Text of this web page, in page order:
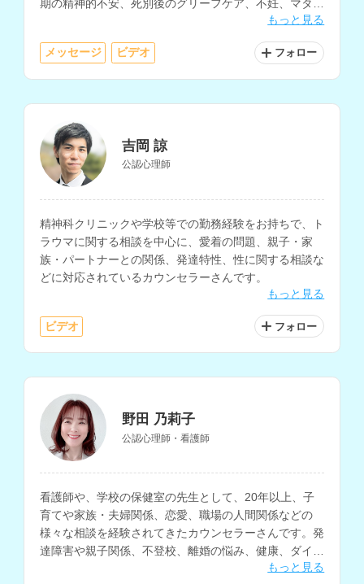
期の精神的不安、死別後のグリーフケア、不妊、マタニ
ティ、不登校、子育ての相談も得意とされています。
もっと見る
メッセージ ビデオ フォロー
吉岡 諒
公認心理師
精神科クリニックや学校等での勤務経験をお持ちで、ト
ラウマに関する相談を中心に、愛着の問題、親子・家
族・パートナーとの関係、発達特性、性に関する相談な
どに対応されているカウンセラーさんです。
もっと見る
ビデオ フォロー
野田 乃莉子
公認心理師・看護師
看護師や、学校の保健室の先生として、20年以上、子
育てや家族・夫婦関係、恋愛、職場の人間関係などの
様々な相談を経験されてきたカウンセラーさんです。発
達障害や親子関係、不登校、離婚の悩み、健康、ダイエ
もっと見る